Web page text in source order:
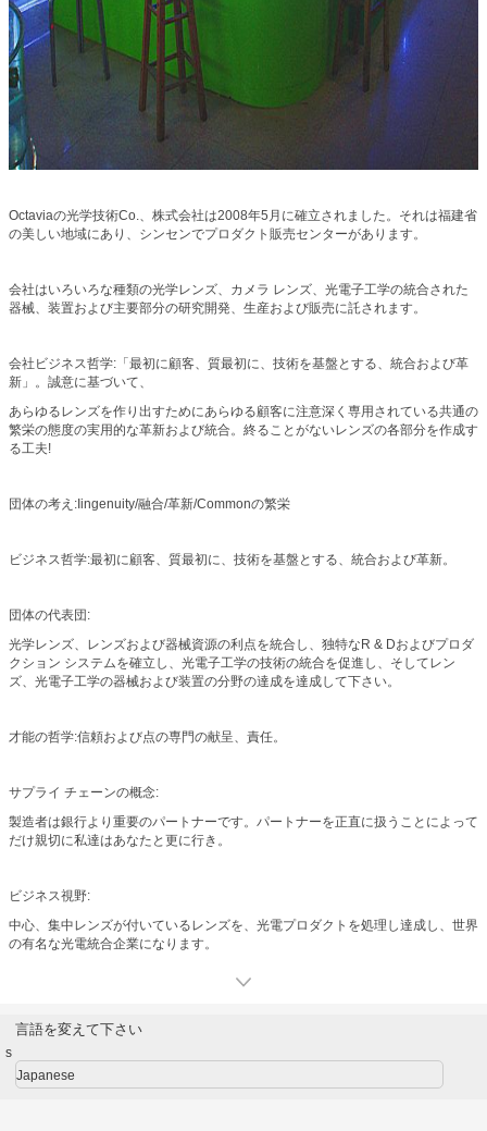
Octaviaの光学技術Co.、株式会社は2008年5月に確立されました。それは福建省
の美しい地域にあり、シンセンでプロダクト販売センターがあります。
会社はいろいろな種類の光学レンズ、カメラ レンズ、光電子工学の統合された
器械、装置および主要部分の研究開発、生産および販売に託されます。
会社ビジネス哲学:「最初に顧客、質最初に、技術を基盤とする、統合および革
新」。誠意に基づいて、
あらゆるレンズを作り出すためにあらゆる顧客に注意深く専用されている共通の
繁栄の態度の実用的な革新および統合。終ることがないレンズの各部分を作成す
る工夫!
団体の考え:Iingenuity/融合/革新/Commonの繁栄
ビジネス哲学:最初に顧客、質最初に、技術を基盤とする、統合および革新。
団体の代表団:
光学レンズ、レンズおよび器械資源の利点を統合し、独特なR & Dおよびプロダ
クション システムを確立し、光電子工学の技術の統合を促進し、そしてレン
ズ、光電子工学の器械および装置の分野の達成を達成して下さい。
才能の哲学:信頼および点の専門の献呈、責任。
サプライ チェーンの概念:
製造者は銀行より重要のパートナーです。パートナーを正直に扱うことによって
だけ親切に私達はあなたと更に行き。
ビジネス視野:
中心、集中レンズが付いているレンズを、光電プロダクトを処理し達成し、世界
の有名な光電統合企業になります。
言語を変えて下さい
s
Japanese